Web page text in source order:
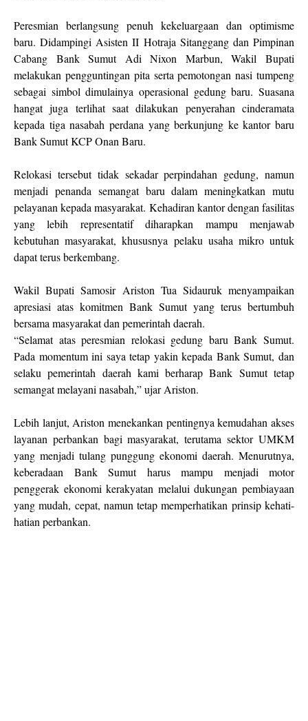
Peresmian berlangsung penuh kekeluargaan dan optimisme
baru. Didampingi Asisten II Hotraja Sitanggang dan Pimpinan
Cabang Bank Sumut Adi Nixon Marbun, Wakil Bupati
melakukan pengguntingan pita serta pemotongan nasi tumpeng
sebagai simbol dimulainya operasional gedung baru. Suasana
hangat juga terlihat saat dilakukan penyerahan cinderamata
kepada tiga nasabah perdana yang berkunjung ke kantor baru
Bank Sumut KCP Onan Baru.
Relokasi tersebut tidak sekadar perpindahan gedung, namun
menjadi penanda semangat baru dalam meningkatkan mutu
pelayanan kepada masyarakat. Kehadiran kantor dengan fasilitas
yang lebih representatif diharapkan mampu menjawab
kebutuhan masyarakat, khususnya pelaku usaha mikro untuk
dapat terus berkembang.
Wakil Bupati Samosir Ariston Tua Sidauruk menyampaikan
apresiasi atas komitmen Bank Sumut yang terus bertumbuh
bersama masyarakat dan pemerintah daerah.
“Selamat atas peresmian relokasi gedung baru Bank Sumut.
Pada momentum ini saya tetap yakin kepada Bank Sumut, dan
selaku pemerintah daerah kami berharap Bank Sumut tetap
semangat melayani nasabah,” ujar Ariston.
Lebih lanjut, Ariston menekankan pentingnya kemudahan akses
layanan perbankan bagi masyarakat, terutama sektor UMKM
yang menjadi tulang punggung ekonomi daerah. Menurutnya,
keberadaan Bank Sumut harus mampu menjadi motor
penggerak ekonomi kerakyatan melalui dukungan pembiayaan
yang mudah, cepat, namun tetap memperhatikan prinsip kehati-
hatian perbankan.